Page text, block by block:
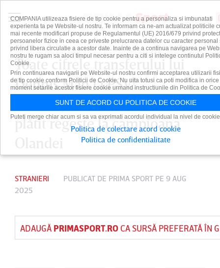
Toate cifrele transferului lui
Dennis Man la PSV!
Internaţionalul român va fi
plătit regeşte la campioana
STRANIERI PUBLICAT DE PRIMA SPORT PE 9 AUG
2025
ADAUGĂ PRIMASPORT.ROCA SURSĂ PREFERATĂ ÎN
COMPANIA utilizeaza fisiere de tip cookie pentru a personaliza si imbunatati
experienta ta pe Website-ul nostru. Te informam ca ne-am actualizat politicile
mai recente modificari propuse de Regulamentul (UE) 2016/679 privind
persoanelor fizice in ceea ce priveste prelucrarea datelor cu caracter personal
privind libera circulatie a acestor date. Inainte de a continua navigarea pe
nostru te rugam sa aloci timpul necesar pentru a citi si intelege continutul
Cookie.
Prin continuarea navigarii pe Website-ul nostru confirmi acceptarea utilizarii
de tip cookie conform Politicii de Cookie. Nu uita totusi ca poti modifica in orice
moment setarile acestor fisiere cookie urmand instructiunile din Politica de
SUNT DE ACORD CU POLITICA DE COOKIE
Puteti merge chiar acum si sa va exprimati acordul individual la nivel de
Politica de colectare acord cookie
Politica de confidentialitate